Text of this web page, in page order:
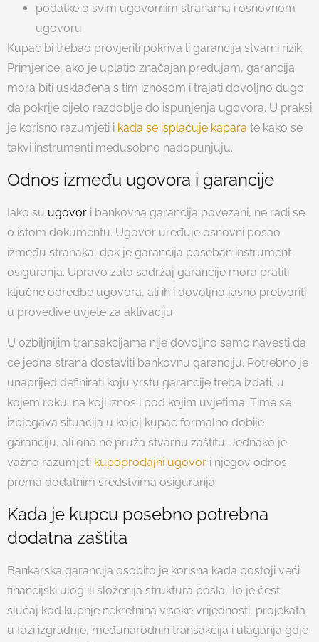
podatke o svim ugovornim stranama i osnovnom
ugovoru
Kupac bi trebao provjeriti pokriva li garancija stvarni rizik.
Primjerice, ako je uplatio značajan predujam, garancija
mora biti usklađena s tim iznosom i trajati dovoljno dugo
da pokrije cijelo razdoblje do ispunjenja ugovora. U praksi
je korisno razumjeti i kada se isplaćuje kapara te kako se
takvi instrumenti međusobno nadopunjuju.
Odnos između ugovora i garancije
Iako su ugovor i bankovna garancija povezani, ne radi se
o istom dokumentu. Ugovor uređuje osnovni posao
između stranaka, dok je garancija poseban instrument
osiguranja. Upravo zato sadržaj garancije mora pratiti
ključne odredbe ugovora, ali ih i dovoljno jasno pretvoriti
u provedive uvjete za aktivaciju.
U ozbiljnijim transakcijama nije dovoljno samo navesti da
će jedna strana dostaviti bankovnu garanciju. Potrebno je
unaprijed definirati koju vrstu garancije treba izdati, u
kojem roku, na koji iznos i pod kojim uvjetima. Time se
izbjegava situacija u kojoj kupac formalno dobije
garanciju, ali ona ne pruža stvarnu zaštitu. Jednako je
važno razumjeti kupoprodajni ugovor i njegov odnos
prema dodatnim sredstvima osiguranja.
Kada je kupcu posebno potrebna
dodatna zaštita
Bankarska garancija osobito je korisna kada postoji veći
financijski ulog ili složenija struktura posla. To je čest
slučaj kod kupnje nekretnina visoke vrijednosti, projekata
u fazi izgradnje, međunarodnih transakcija i ulaganja gdje